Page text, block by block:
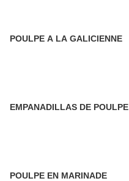
POULPE A LA GALICIENNE
EMPANADILLAS DE POULPE
POULPE EN MARINADE